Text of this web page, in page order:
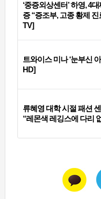
‘중증외상센터’ 하영, 4
증 “증조부, 고종 황제 진
TV]
트와이스 미나 ‘눈부신
HD]
류혜영 대학 시절 패션
“레몬색 레깅스에 다리